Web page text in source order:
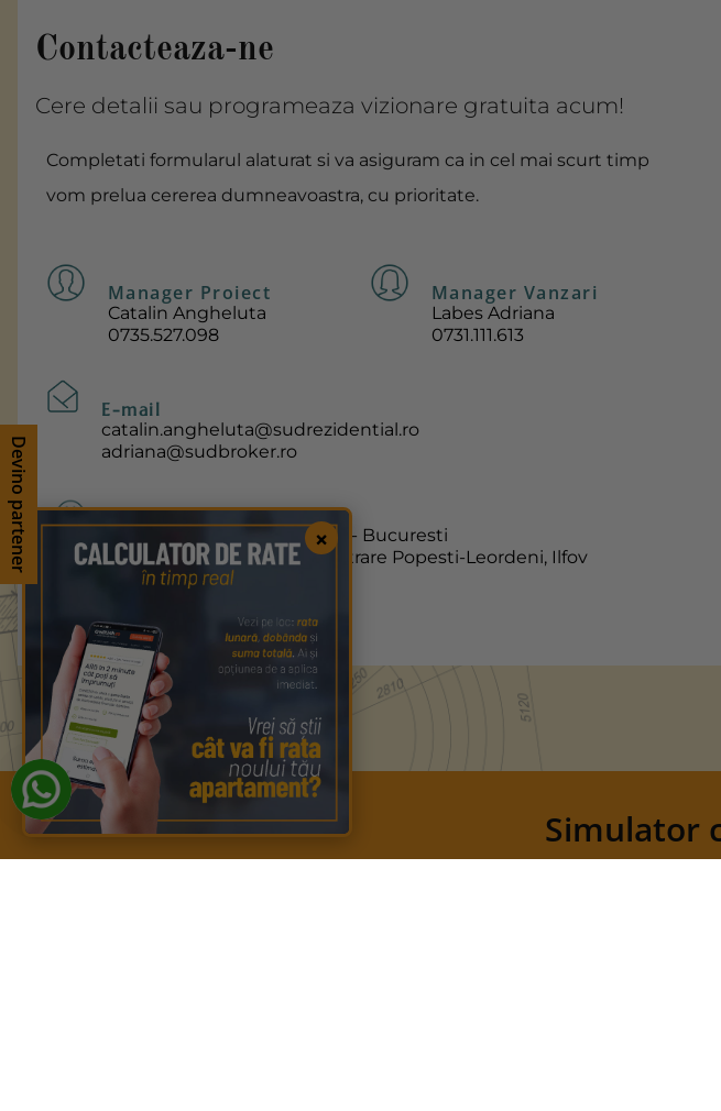
Contacteaza-ne
Cere detalii sau programeaza vizionare gratuita acum!
Completati formularul alaturat si va asiguram ca in cel mai scurt timp
vom prelua cererea dumneavoastra, cu prioritate.
Manager Proiect
Catalin Angheluta
0735.527.098
Manager Vanzari
Labes Adriana
0731.111.613
E-mail
catalin.angheluta@sudrezidential.ro
adriana@sudbroker.ro
Adresa
Strada Jilavei nr.72, Sector 4 - Bucuresti
Soseaua Oltenitei 15-15 A, intrare Popesti-Leordeni, Ilfov
Simulator
Devino partener ×